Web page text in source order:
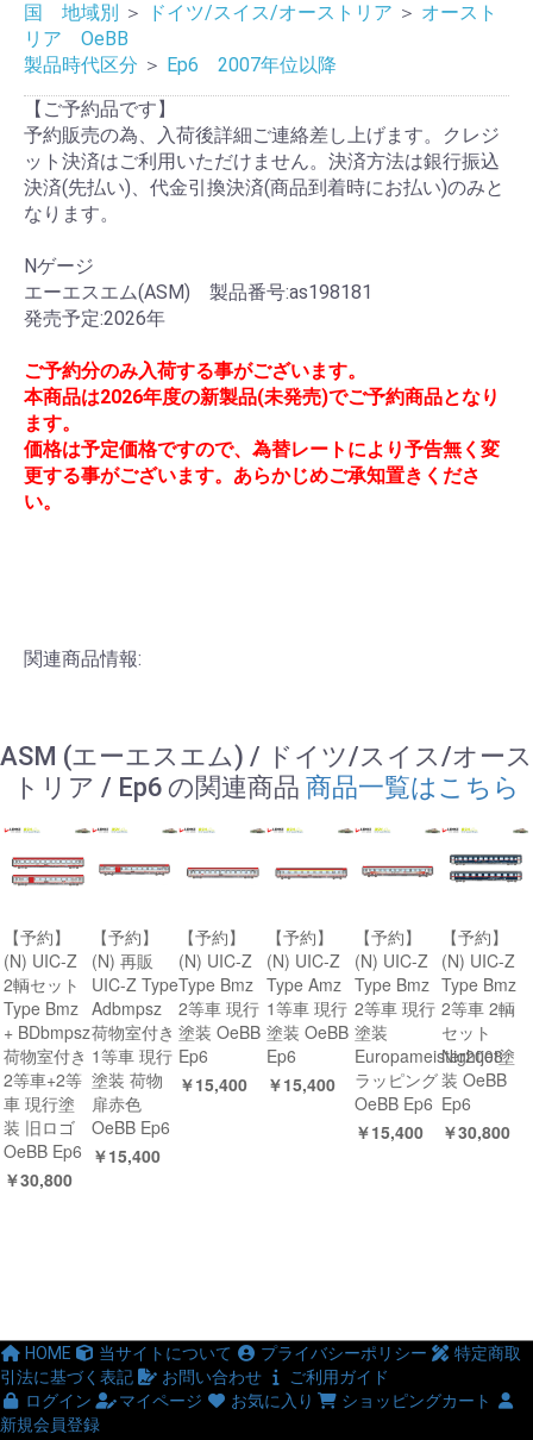
国 地域別 ＞ ドイツ/スイス/オーストリア ＞ オースト
リア OeBB
製品時代区分 ＞ Ep6 2007年位以降
【ご予約品です】
予約販売の為、入荷後詳細ご連絡差し上げます。クレジ
ット決済はご利用いただけません。決済方法は銀行振込
決済(先払い)、代金引換決済(商品到着時にお払い)のみと
なります。
Nゲージ
エーエスエム(ASM) 製品番号:as198181
発売予定:2026年
ご予約分のみ入荷する事がございます。
本商品は2026年度の新製品(未発売)でご予約商品となり
ます。
価格は予定価格ですので、為替レートにより予告無く変
更する事がございます。あらかじめご承知置きくださ
い。
関連商品情報:
ASM (エーエスエム) / ドイツ/スイス/オース
トリア / Ep6 の関連商品 商品一覧はこちら
【予約】
(N) UIC-Z
2輌セット
Type Bmz
+ BDbmpsz
荷物室付き
2等車+2等
車 現行塗
装 旧ロゴ
OeBB Ep6
￥30,800
【予約】
(N) 再販
UIC-Z Type
Adbmpsz
荷物室付き
1等車 現行
塗装 荷物
扉赤色
OeBB Ep6
￥15,400
【予約】
(N) UIC-Z
Type Bmz
2等車 現行
塗装 OeBB
Ep6
￥15,400
【予約】
(N) UIC-Z
Type Amz
1等車 現行
塗装 OeBB
Ep6
￥15,400
【予約】
(N) UIC-Z
Type Bmz
2等車 現行
塗装
Europameister2008
ラッピング
OeBB Ep6
￥15,400
【予約】
(N) UIC-Z
Type Bmz
2等車 2輌
セット
Nightjet塗
装 OeBB
Ep6
￥30,800
HOME 当サイトについて プライバシーポリシー
特定商取
引法に基づく表記
お問い合わせ
ご利用ガイド
ログイン
マイページ お気に入り
ショッピングカート
新規会員登録